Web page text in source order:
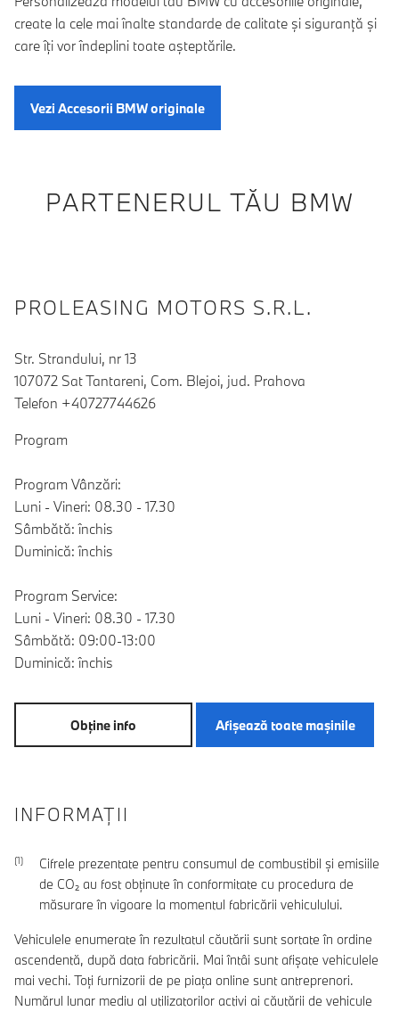
create la cele mai înalte standarde de calitate şi siguranţă şi
care îţi vor îndeplini toate aşteptările.
Vezi Accesorii BMW originale
PARTENERUL TĂU BMW
PROLEASING MOTORS S.R.L.
Str. Strandului, nr 13
107072 Sat Tantareni, Com. Blejoi, jud. Prahova
Telefon +40727744626
Program
Program Vânzări:
Luni - Vineri: 08.30 - 17.30
Sâmbătă: închis
Duminică: închis
Program Service:
Luni - Vineri: 08.30 - 17.30
Sâmbătă: 09:00-13:00
Duminică: închis
Obţine info Afişează toate maşinile
INFORMAŢII
Cifrele prezentate pentru consumul de combustibil şi emisiile
de CO₂ au fost obţinute în conformitate cu procedura de
măsurare în vigoare la momentul fabricării vehiculului.
Vehiculele enumerate în rezultatul căutării sunt sortate în ordine
ascendentă, după data fabricării. Mai întâi sunt afișate vehiculele
mai vechi. Toți furnizorii de pe piața online sunt antreprenori.
Numărul lunar mediu al utilizatorilor activi ai căutării de vehicule